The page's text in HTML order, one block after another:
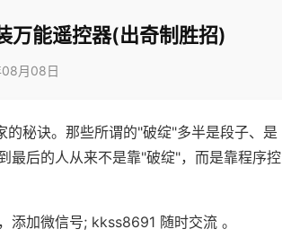
万能遥控器(出奇制胜招)
月08日
秘诀。那些所谓的"破绽"多半是段子、是
最后的人从来不是靠"破绽"，而是靠程序控
添加微信号; kkss8691 随时交流 。